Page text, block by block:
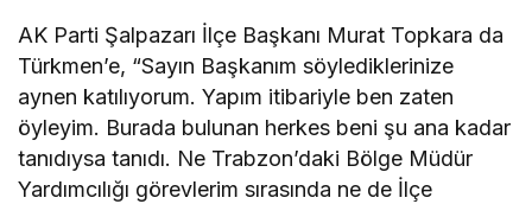
AK Parti Şalpazarı İlçe Başkanı Murat Topkara da
Türkmen’e, “Sayın Başkanım söylediklerinize
aynen katılıyorum. Yapım itibariyle ben zaten
öyleyim. Burada bulunan herkes beni şu ana kadar
tanıdıysa tanıdı. Ne Trabzon’daki Bölge Müdür
Yardımcılığı görevlerim sırasında ne de İlçe